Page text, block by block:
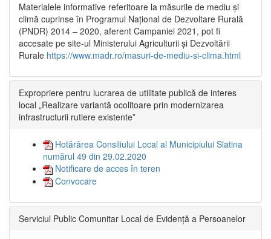
Materialele informative referitoare la măsurile de mediu și
climă cuprinse în Programul Național de Dezvoltare Rurală
(PNDR) 2014 – 2020, aferent Campaniei 2021, pot fi
accesate pe site-ul Ministerului Agriculturii și Dezvoltării
Rurale https://www.madr.ro/masuri-de-mediu-si-clima.html
Expropriere pentru lucrarea de utilitate publică de interes
local „Realizare variantă ocolitoare prin modernizarea
infrastructurii rutiere existente”
Hotărârea Consiliului Local al Municipiului Slatina
numărul 49 din 29.02.2020
Notificare de acces în teren
Convocare
Serviciul Public Comunitar Local de Evidență a Persoanelor